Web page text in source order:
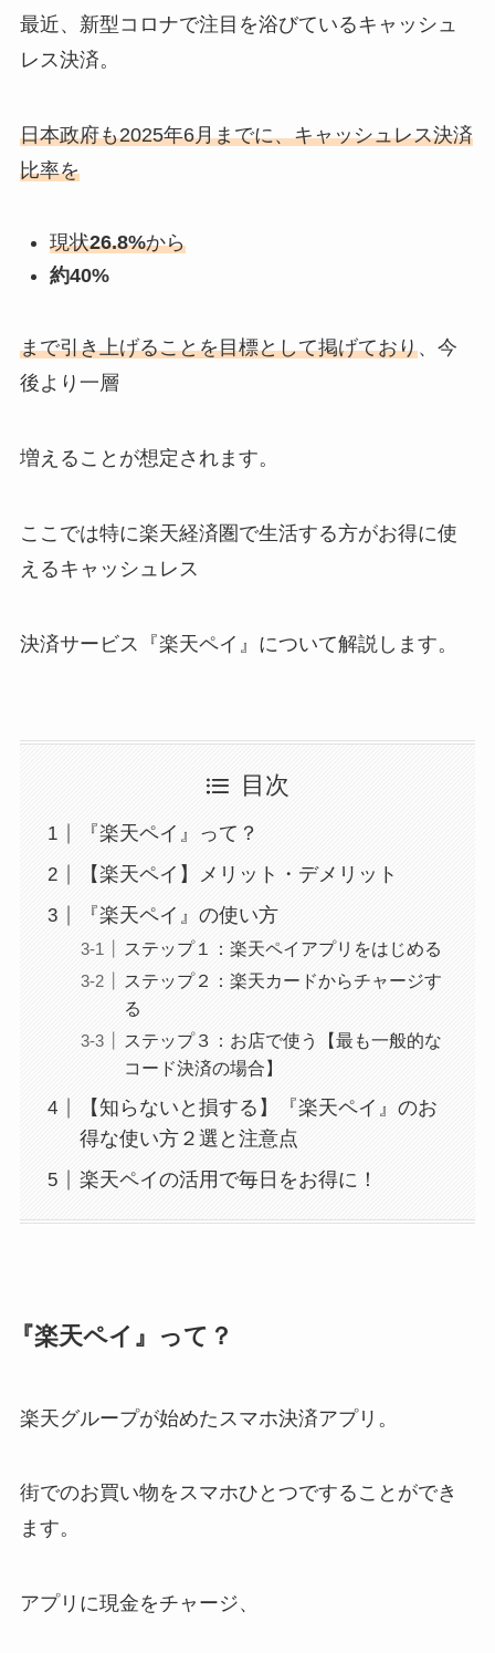
最近、新型コロナで注目を浴びているキャッシュ
レス決済。
日本政府も2025年6月までに、キャッシュレス決済
比率を
現状26.8%から
約40%
まで引き上げることを目標として掲げており、今
後より一層
増えることが想定されます。
ここでは特に楽天経済圏で生活する方がお得に使
えるキャッシュレス
決済サービス『楽天ペイ』について解説します。
目次
『楽天ペイ』って？
【楽天ペイ】メリット・デメリット
『楽天ペイ』の使い方
ステップ１：楽天ペイアプリをはじめる
ステップ２：楽天カードからチャージす
る
ステップ３：お店で使う【最も一般的な
コード決済の場合】
【知らないと損する】『楽天ペイ』のお
得な使い方２選と注意点
楽天ペイの活用で毎日をお得に！
『楽天ペイ』って？
楽天グループが始めたスマホ決済アプリ。
街でのお買い物をスマホひとつですることができ
ます。
アプリに現金をチャージ、